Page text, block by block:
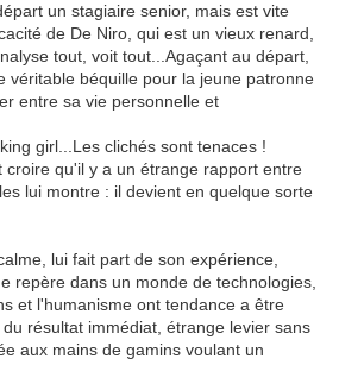
un stagiaire senior, mais est vite
de De Niro, qui est un vieux renard,
tout, voit tout...Agaçant au départ,
véritable béquille pour la jeune patronne
entre sa vie personnelle et
girl...Les clichés sont tenaces !
croire qu'il y a un étrange rapport entre
lui montre : il devient en quelque sorte
lui fait part de son expérience,
repère dans un monde de technologies,
et l'humanisme ont tendance a être
résultat immédiat, étrange levier sans
aux mains de gamins voulant un